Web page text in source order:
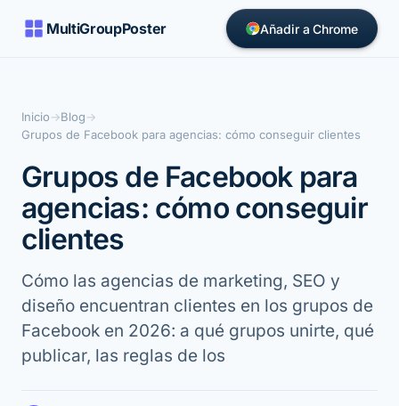
MultiGroupPoster Añadir a Chrome
Inicio→Blog→
Grupos de Facebook para agencias: cómo conseguir clientes
Grupos de Facebook para
agencias: cómo conseguir
clientes
Cómo las agencias de marketing, SEO y
diseño encuentran clientes en los grupos de
Facebook en 2026: a qué grupos unirte, qué
publicar, las reglas de los